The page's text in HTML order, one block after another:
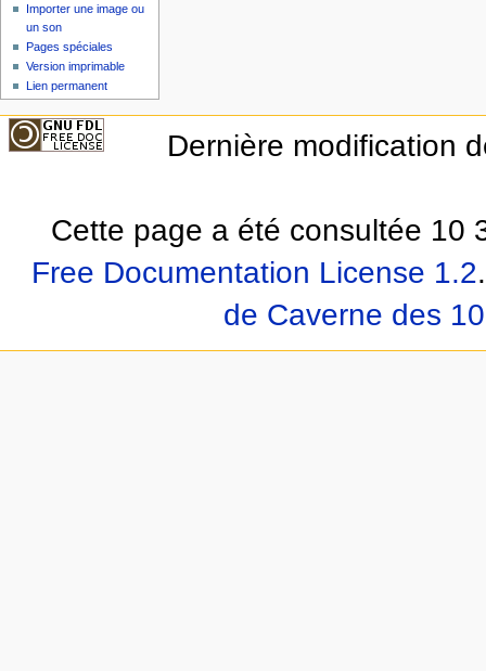
Importer une image ou
un son
Pages spéciales
Version imprimable
Lien permanent
Dernière modification
Cette page a été consultée 10
Free Documentation License 1.2.
de Caverne des